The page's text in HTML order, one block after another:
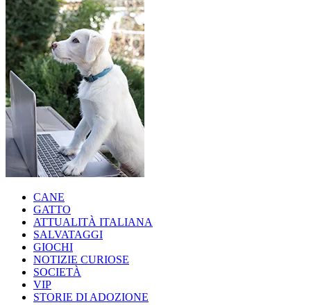
CANE
GATTO
ATTUALITÀ ITALIANA
SALVATAGGI
GIOCHI
NOTIZIE CURIOSE
SOCIETÀ
VIP
STORIE DI ADOZIONE